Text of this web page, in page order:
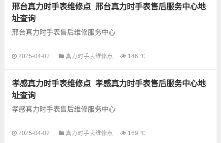
邢台真力时手表维修点_邢台真力时手表售后服务中心地
址查询
邢台真力时手表售后维修服务中心
表保养等业务，为了享...
2025-04-02 真力时手表维修点 146 ℃
孝感真力时手表维修点_孝感真力时手表售后服务中心地
址查询
孝感真力时手表售后维修服务中心
2025-04-02 真力时手表维修点 169 ℃